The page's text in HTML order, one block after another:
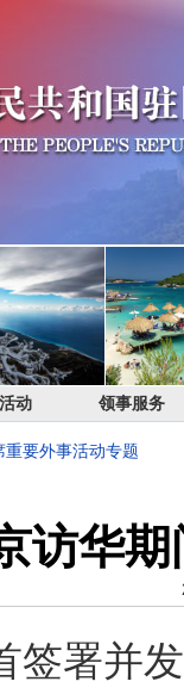
动 领事服务
重要外事活动专题
访华
签署并